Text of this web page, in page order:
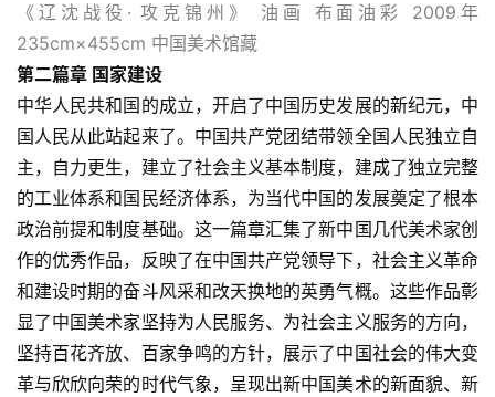
《辽沈战役· 攻克锦州》 油画 布面油彩 2009年
235cm×455cm 中国美术馆藏
第二篇章 国家建设
中华人民共和国的成立，开启了中国历史发展的新纪元，中
国人民从此站起来了。中国共产党团结带领全国人民独立自
主，自力更生，建立了社会主义基本制度，建成了独立完整
的工业体系和国民经济体系，为当代中国的发展奠定了根本
政治前提和制度基础。这一篇章汇集了新中国几代美术家创
作的优秀作品，反映了在中国共产党领导下，社会主义革命
和建设时期的奋斗风采和改天换地的英勇气概。这些作品彰
显了中国美术家坚持为人民服务、为社会主义服务的方向，
坚持百花齐放、百家争鸣的方针，展示了中国社会的伟大变
革与欣欣向荣的时代气象，呈现出新中国美术的新面貌、新